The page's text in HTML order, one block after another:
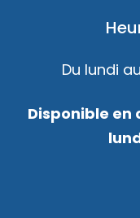
Du lundi
Disponible en